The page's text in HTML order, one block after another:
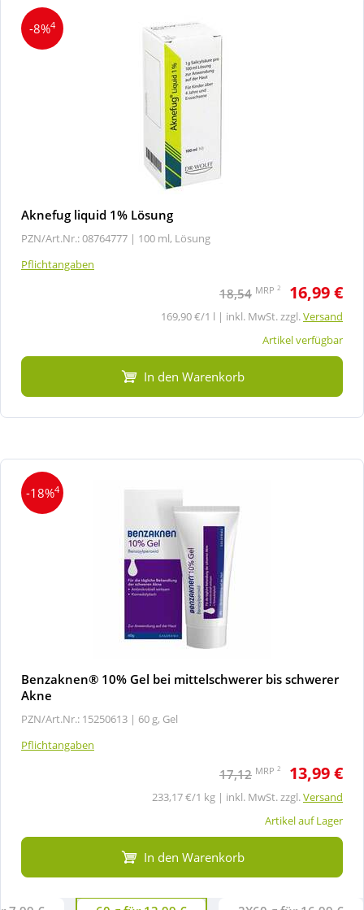
-8%4
Aknefug liquid 1% Lösung
PZN/Art.Nr.: 08764777 | 100 ml, Lösung
Pflichtangaben
18,54 MRP 2 16,99 €
169,90 €/1 l | inkl. MwSt. zzgl.Versand
Artikel verfügbar
In den Warenkorb
-18%4
Benzaknen® 10% Gel bei mittelschwerer bis schwerer
Akne
PZN/Art.Nr.: 15250613 | 60 g, Gel
Pflichtangaben
17,12 MRP 2 13,99 €
233,17 €/1 kg | inkl. MwSt. zzgl.Versand
Artikel auf Lager
In den Warenkorb